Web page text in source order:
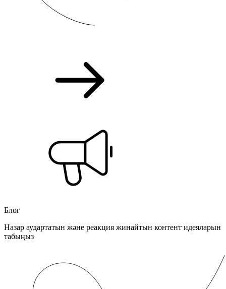
Блог
Назар аудартатын және реакция жинайтын контент идеяларын
табыңыз